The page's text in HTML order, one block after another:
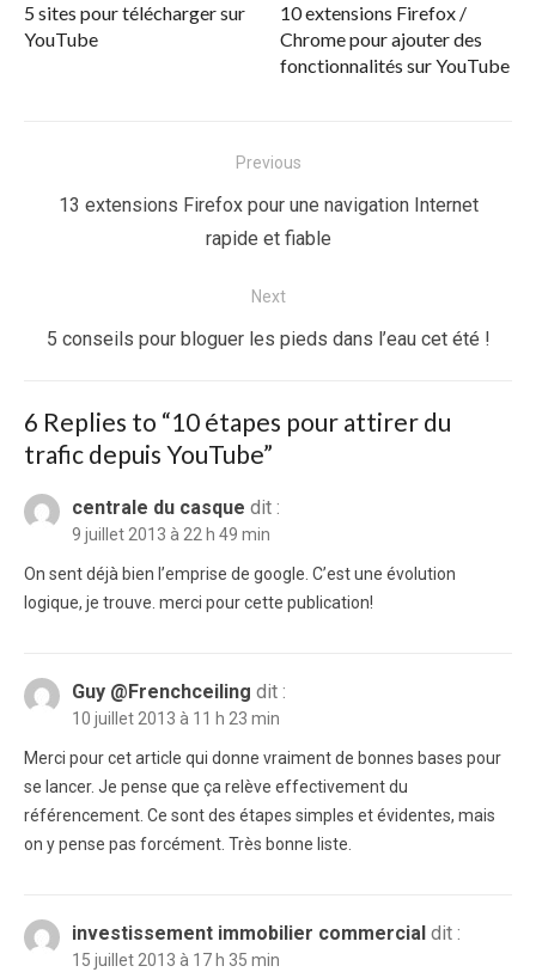
5 sites pour télécharger sur
YouTube
10 extensions Firefox /
Chrome pour ajouter des
fonctionnalités sur YouTube
Previous
Previous
13 extensions Firefox pour une navigation Internet
rapide et fiable
Next
Next
5 conseils pour bloguer les pieds dans l’eau cet été !
6 Replies to “10 étapes pour attirer du
trafic depuis YouTube”
centrale du casque dit :
9 juillet 2013 à 22 h 49 min
On sent déjà bien l’emprise de google. C’est une évolution
logique, je trouve. merci pour cette publication!
Guy @Frenchceiling dit :
10 juillet 2013 à 11 h 23 min
Merci pour cet article qui donne vraiment de bonnes bases pour
se lancer. Je pense que ça relève effectivement du
référencement. Ce sont des étapes simples et évidentes, mais
on y pense pas forcément. Très bonne liste.
investissement immobilier commercial dit :
15 juillet 2013 à 17 h 35 min